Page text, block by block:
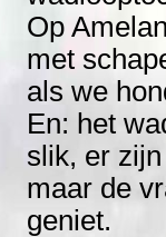
Op
met
als we
En: het
slik, er
maar de
geniet.